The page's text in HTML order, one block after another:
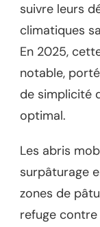
suivre leurs
climatiques
En 2025,
notable,
de simplicité
optimal.
Les abris
surpâturage
zones de
refuge contre